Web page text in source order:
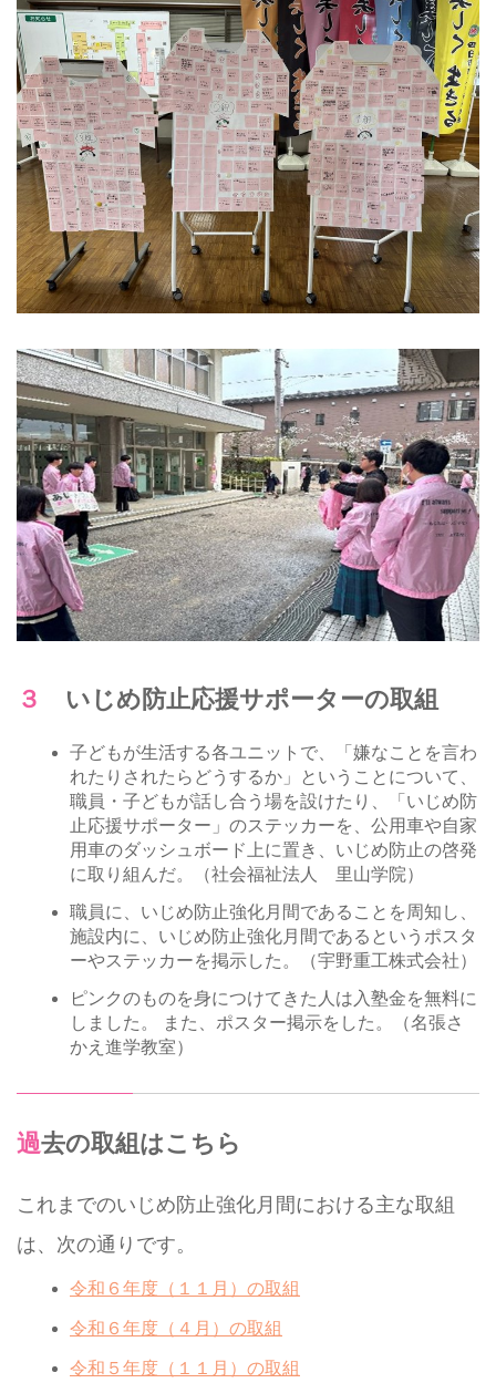
３ いじめ防止応援サポーターの取組
子どもが生活する各ユニットで、「嫌なことを言わ
れたりされたらどうするか」ということについて、
職員・子どもが話し合う場を設けたり、「いじめ防
止応援サポーター」のステッカーを、公用車や自家
用車のダッシュボード上に置き、いじめ防止の啓発
に取り組んだ。（社会福祉法人 里山学院）
職員に、いじめ防止強化月間であることを周知し、
施設内に、いじめ防止強化月間であるというポスタ
ーやステッカーを掲示した。（宇野重工株式会社）
ピンクのものを身につけてきた人は入塾金を無料に
しました。 また、ポスター掲示をした。（名張さ
かえ進学教室）
過去の取組はこちら
これまでのいじめ防止強化月間における主な取組
は、次の通りです。
令和６年度（１１月）の取組
令和６年度（４月）の取組
令和５年度（１１月）の取組